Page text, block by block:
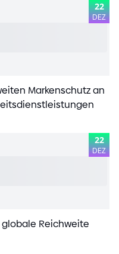
22
DEZ
Markenschutz an
22
DEZ
Reichweite